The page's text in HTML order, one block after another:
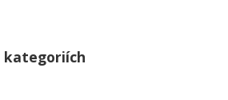
kategoriích